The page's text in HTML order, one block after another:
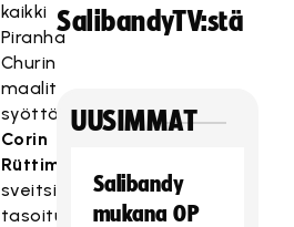
kaikki
Piranha
Churin
maalit
syöttänyt
Corin
Rüttimann
sveitsiläisille
tasoitusmaalin.
SalibandyTV:stä
UUSIMMAT
Salibandy
mukana OP